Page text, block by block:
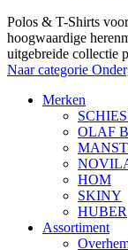
Polos & T-Shirts
hoogwaardige
uitgebreide collectie
Naar categorie
Merken
OLAF
HOM
SKINY
HUBER
Assortiment